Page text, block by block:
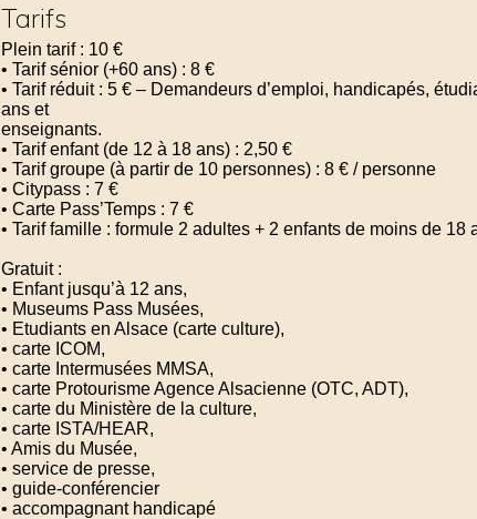
Tarifs
Plein tarif : 10 €
• Tarif sénior (+60 ans) : 8 €
• Tarif réduit : 5 € – Demandeurs d’emploi, handicapés,
ans et
enseignants.
• Tarif enfant (de 12 à 18 ans) : 2,50 €
• Tarif groupe (à partir de 10 personnes) : 8 € / personne
• Citypass : 7 €
• Carte Pass’Temps : 7 €
• Tarif famille : formule 2 adultes + 2 enfants de moins de 18
Gratuit :
• Enfant jusqu’à 12 ans,
• Museums Pass Musées,
• Etudiants en Alsace (carte culture),
• carte ICOM,
• carte Intermusées MMSA,
• carte Protourisme Agence Alsacienne (OTC, ADT),
• carte du Ministère de la culture,
• carte ISTA/HEAR,
• Amis du Musée,
• service de presse,
• guide-conférencier
• accompagnant handicapé